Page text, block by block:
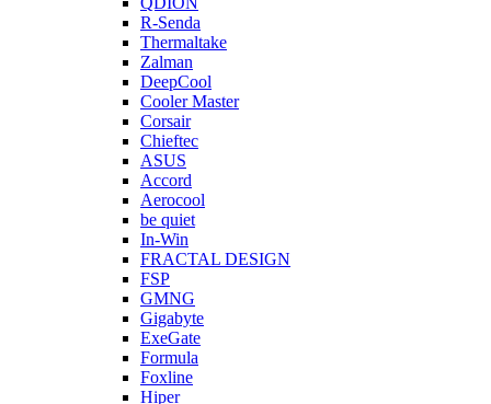
R-Senda
Thermaltake
Zalman
DeepCool
Cooler Master
Corsair
Chieftec
ASUS
Accord
Aerocool
be quiet
In-Win
FRACTAL DESIGN
FSP
GMNG
Gigabyte
ExeGate
Formula
Foxline
Hiper